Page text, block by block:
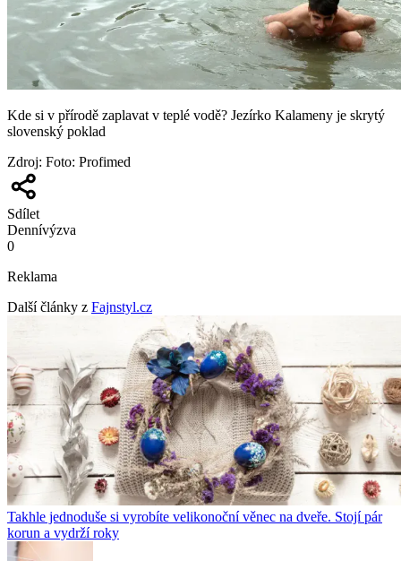
Kde si v přírodě zaplavat v teplé vodě? Jezírko Kalameny je skrytý
slovenský poklad
Zdroj: Foto: Profimed
Sdílet
Dennívýzva
0
Reklama
Další články z Fajnstyl.cz
Takhle jednoduše si vyrobíte velikonoční věnec na dveře. Stojí pár
korun a vydrží roky